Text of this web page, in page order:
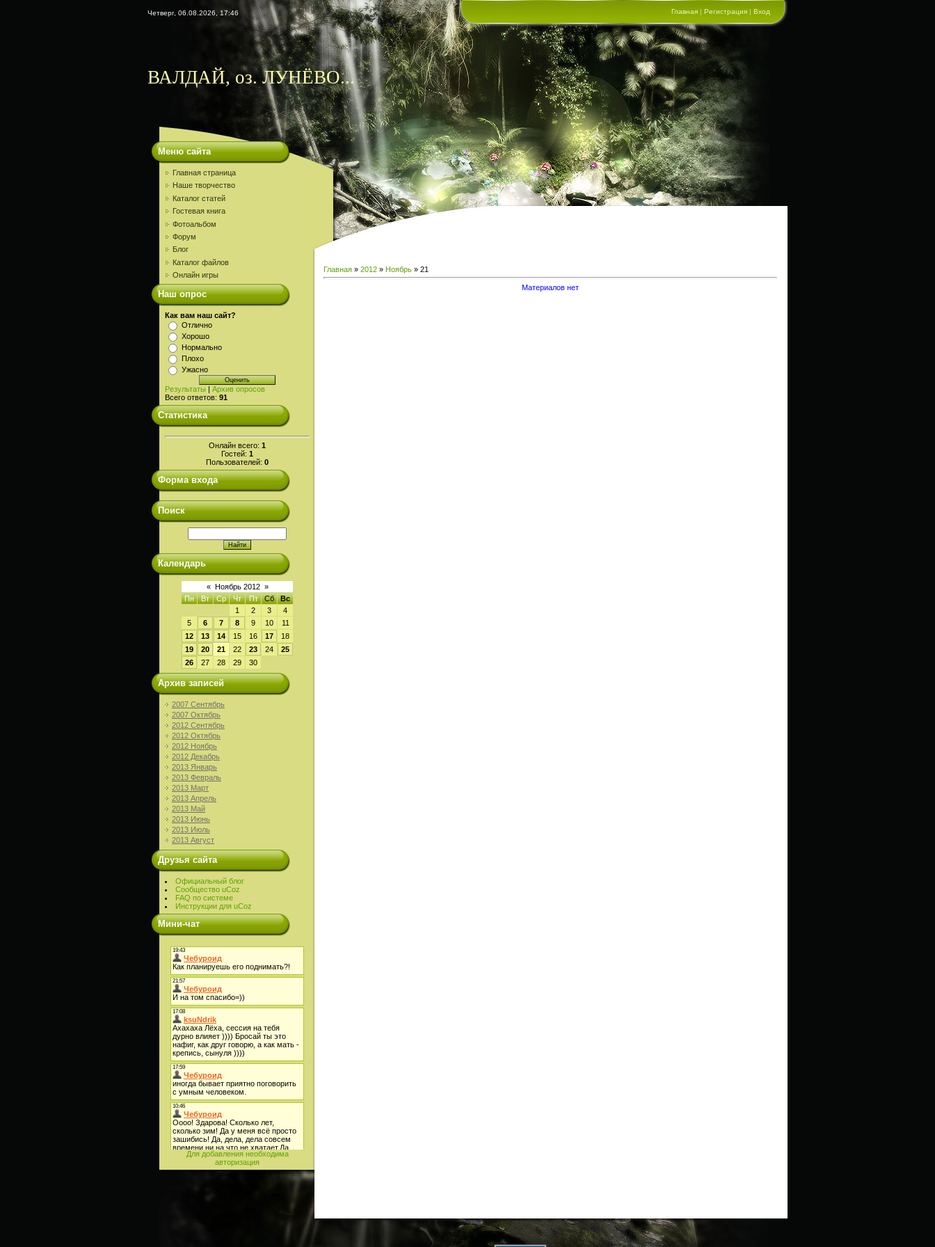
Четверг, 06.08.2026, 17:46 Главная | Регистрация | Вход
ВАЛДАЙ, оз. ЛУНЁВО...
Меню сайта
Главная страница
Наше творчество
Каталог статей
Гостевая книга
Фотоальбом
Форум
Блог
Каталог файлов
Онлайн игры
Наш опрос
Как вам наш сайт?
Отлично
Хорошо
Нормально
Плохо
Ужасно
Результаты | Архив опросов
Всего ответов: 91
Статистика
Онлайн всего: 1
Гостей: 1
Пользователей: 0
Форма входа
Поиск
Календарь
« Ноябрь 2012 »
Пн
Вт Ср Чт Пт Сб
Вс
1
2 3
4
5
6 7 8 9 10
11
12
13 14 15 16 17
18
19
20 21 22 23 24
25
26
27 28 29 30
Архив записей
2007 Сентябрь
2007 Октябрь
2012 Сентябрь
2012 Октябрь
2012 Ноябрь
2012 Декабрь
2013 Январь
2013 Февраль
2013 Март
2013 Апрель
2013 Май
2013 Июнь
2013 Июль
2013 Август
Друзья сайта
Официальный блог
Сообщество uCoz
FAQ по системе
Инструкции для uCoz
Мини-чат
Для добавления необходима
авторизация
Главная » 2012 » Ноябрь » 21
Материалов нет